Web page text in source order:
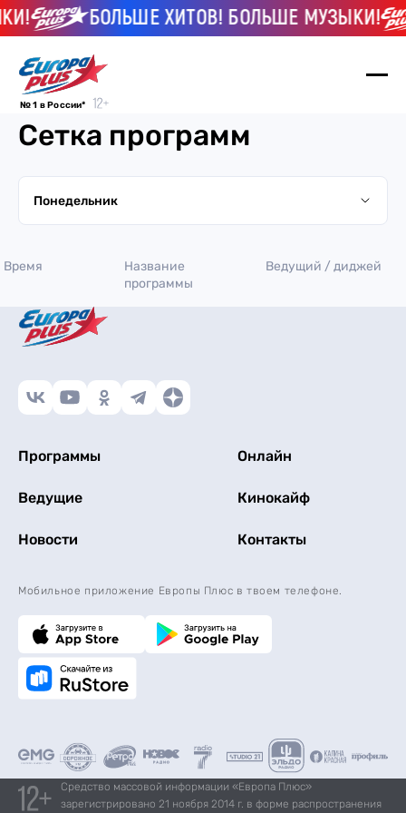
БОЛЬШЕ ХИТОВ! БОЛЬШЕ МУЗЫКИ!
№ 1 в России*
Сетка программ
Понедельник
Среда
Пятница
Суббота
Воскресенье
Время
Название
программы
Ведущий / диджей
Программы Онлайн
Ведущие Кинокайф
Новости Контакты
Мобильное приложение Европы Плюс в твоем телефоне.
Средство массовой информации «Европа Плюс»
зарегистрировано 21 ноября 2014 г. в форме распространения